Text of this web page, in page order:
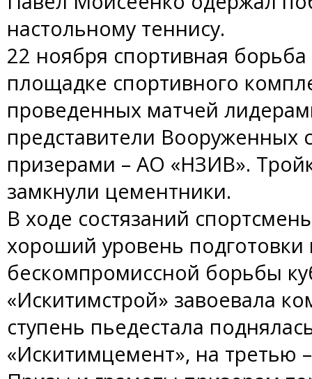
настольному теннису.
22 ноября спортивная
площадке спортивного
проведенных матчей
представители
призерами – АО «НЗИВ».
замкнули цементники.
В ходе состязаний
хороший уровень
бескомпромиссной борьбы
«Искитимстрой» завоевала
ступень пьедестала
«Искитимцемент», на третью